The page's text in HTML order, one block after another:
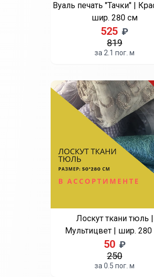
Вуаль печать "Тачки" |
шир. 280 см
525 ₽
819
за 2.1 пог. м
Лоскут ткани тюль |
Мультицвет | шир.
50 ₽
250
за 0.5 пог. м